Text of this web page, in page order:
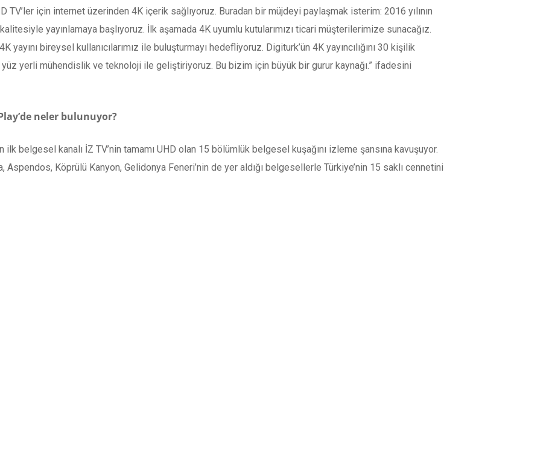
TV’ler için internet üzerinden 4K içerik sağlıyoruz. Buradan bir müjdeyi paylaşmak isterim: 2016 yılının
yayınlamaya başlıyoruz. İlk aşamada 4K uyumlu kutularımızı ticari müşterilerimize sunacağız.
yayını bireysel kullanıcılarımız ile buluşturmayı hedefliyoruz. Digiturk’ün 4K yayıncılığını 30 kişilik
yerli mühendislik ve teknoloji ile geliştiriyoruz. Bu bizim için büyük bir gurur kaynağı.” ifadesini
neler bulunuyor?
ilk belgesel kanalı İZ TV’nin tamamı UHD olan 15 bölümlük belgesel kuşağını izleme şansına kavuşuyor.
Aspendos, Köprülü Kanyon, Gelidonya Feneri’nin de yer aldığı belgesellerle Türkiye’nin 15 saklı cennetini